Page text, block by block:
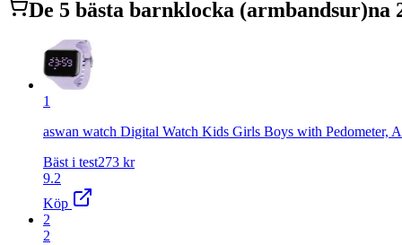
De 5 bästa barnklocka (armbandsur)na
1
aswan watch Digital Watch Kids Girls Boys with Pedometer,
Bäst i test273 kr
9.2
Köp
2
2